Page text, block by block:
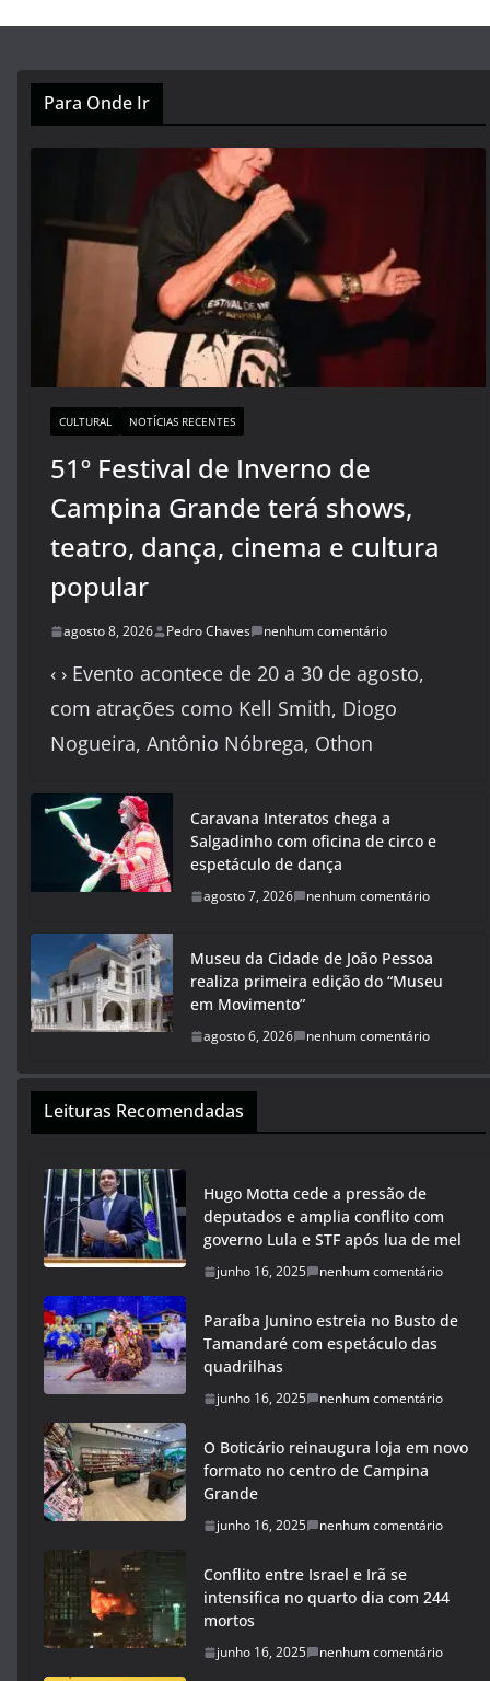
Para Onde Ir
CULTURAL NOTÍCIAS RECENTES
51º Festival de Inverno de
Campina Grande terá shows,
teatro, dança, cinema e cultura
popular
agosto 8, 2026 Pedro Chaves nenhum comentário
‹ › Evento acontece de 20 a 30 de agosto,
com atrações como Kell Smith, Diogo
Nogueira, Antônio Nóbrega, Othon
Caravana Interatos chega a
Salgadinho com oficina de circo e
espetáculo de dança
agosto 7, 2026 nenhum comentário
Museu da Cidade de João Pessoa
realiza primeira edição do “Museu
em Movimento”
agosto 6, 2026 nenhum comentário
Leituras Recomendadas
Hugo Motta cede a pressão de
deputados e amplia conflito com
governo Lula e STF após lua de mel
junho 16, 2025 nenhum comentário
Paraíba Junino estreia no Busto de
Tamandaré com espetáculo das
quadrilhas
junho 16, 2025 nenhum comentário
O Boticário reinaugura loja em novo
formato no centro de Campina
Grande
junho 16, 2025 nenhum comentário
Conflito entre Israel e Irã se
intensifica no quarto dia com 244
mortos
junho 16, 2025 nenhum comentário